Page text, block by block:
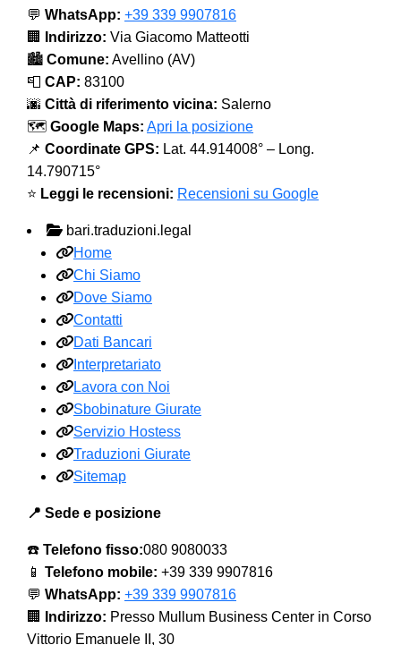
💬 WhatsApp: +39 339 9907816
🏢
Indirizzo: Via Giacomo Matteotti
🏙️ Comune: Avellino (AV)
📮 CAP: 83100
🌆 Città di riferimento vicina: Salerno
🗺️ Google Maps: Apri la posizione
📌 Coordinate GPS: Lat. 44.914008° – Long.
14.790715°
⭐ Leggi le recensioni: Recensioni su Google
bari.traduzioni.legal
Home
Chi Siamo
Dove Siamo
Contatti
Dati Bancari
Interpretariato
Lavora con Noi
Sbobinature Giurate
Servizio Hostess
Traduzioni Giurate
Sitemap
📍 Sede e posizione
☎️ Telefono fisso:080 9080033
📱 Telefono mobile: +39 339 9907816
💬 WhatsApp: +39 339 9907816
🏢
Indirizzo: Presso Mullum Business Center in Corso
Vittorio Emanuele II, 30